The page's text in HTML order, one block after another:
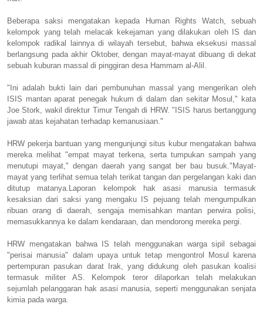
Beberapa saksi mengatakan kepada Human Rights Watch, sebuah
kelompok yang telah melacak kekejaman yang dilakukan oleh IS dan
kelompok radikal lainnya di wilayah tersebut, bahwa eksekusi massal
berlangsung pada akhir Oktober, dengan mayat-mayat dibuang di dekat
sebuah kuburan massal di pinggiran desa Hammam al-Alil.
"Ini adalah bukti lain dari pembunuhan massal yang mengerikan oleh
ISIS mantan aparat penegak hukum di dalam dan sekitar Mosul," kata
Joe Stork, wakil direktur Timur Tengah di HRW."ISIS harus bertanggung
jawab atas kejahatan terhadap kemanusiaan."
HRW pekerja bantuan yang mengunjungi situs kubur mengatakan bahwa
mereka melihat "empat mayat terkena, serta tumpukan sampah yang
menutupi mayat," dengan daerah yang sangat ber bau busuk." Mayat-
mayat yang terlihat semua telah terikat tangan dan pergelangan kaki dan
ditutup matanya. Laporan kelompok hak asasi manusia termasuk
kesaksian dari saksi yang mengaku IS pejuang telah mengumpulkan
ribuan orang di daerah, sengaja memisahkan mantan perwira polisi,
memasukkannya ke dalam kendaraan, dan mendorong mereka pergi.
HRW mengatakan bahwa IS telah menggunakan warga sipil sebagai
"perisai manusia" dalam upaya untuk tetap mengontrol Mosul karena
pertempuran pasukan darat Irak, yang didukung oleh pasukan koalisi
termasuk militer AS.
Kelompok teror dilaporkan telah melakukan
sejumlah pelanggaran hak asasi manusia, seperti menggunakan senjata
kimia pada warga.